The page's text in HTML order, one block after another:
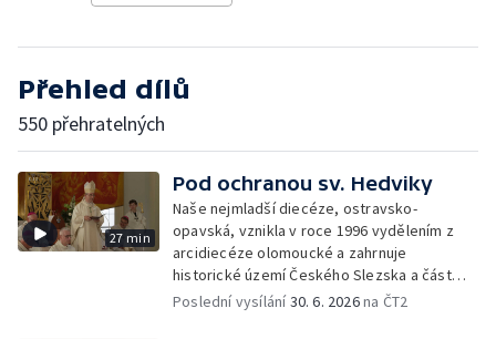
Přehled dílů
550 přehratelných
27 min
Pod ochranou sv. Hedviky
Naše nejmladší diecéze, ostravsko-
opavská, vznikla v roce 1996 vydělením z
arcidiecéze olomoucké a zahrnuje
historické území Českého Slezska a část
severní Moravy.
Poslední vysílání30. 6. 2026na ČT2